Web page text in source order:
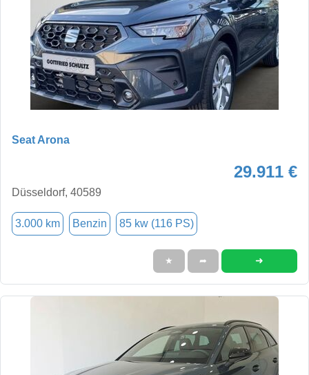
Seat Arona
29.911 €
Düsseldorf, 40589
3.000 km Benzin 85 kw (116 PS)
★ ➦ ➜